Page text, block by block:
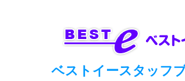
ベストイースタッフ